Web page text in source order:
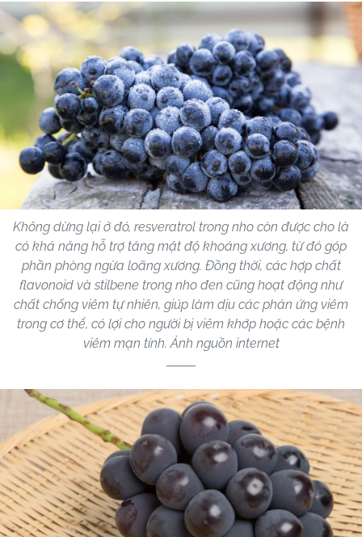
Không dừng lại ở đó, resveratrol trong nho còn được cho là
có khả năng hỗ trợ tăng mật độ khoáng xương, từ đó góp
phần phòng ngừa loãng xương. Đồng thời, các hợp chất
flavonoid và stilbene trong nho đen cũng hoạt động như
chất chống viêm tự nhiên, giúp làm dịu các phản ứng viêm
trong cơ thể, có lợi cho người bị viêm khớp hoặc các bệnh
viêm mạn tính. Ảnh nguồn internet